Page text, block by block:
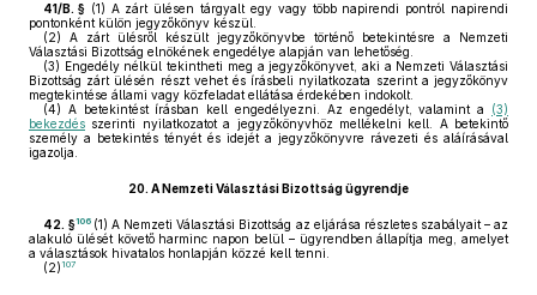
41/B. § (1) A zárt ülésen tárgyalt egy vagy több napirendi pontról napirendi
pontonként külön jegyzőkönyv készül.
(2) A zárt ülésről készült jegyzőkönyvbe történő betekintésre a Nemzeti
Választási Bizottság elnökének engedélye alapján van lehetőség.
(3) Engedély nélkül tekintheti meg a jegyzőkönyvet, aki a Nemzeti Választási
Bizottság zárt ülésén részt vehet és írásbeli nyilatkozata szerint a jegyzőkönyv
megtekintése állami vagy közfeladat ellátása érdekében indokolt.
(4) A betekintést írásban kell engedélyezni. Az engedélyt, valamint a (3)
bekezdés szerinti nyilatkozatot a jegyzőkönyvhöz mellékelni kell. A betekintő
személy a betekintés tényét és idejét a jegyzőkönyvre rávezeti és aláírásával
igazolja.
20. A Nemzeti Választási Bizottság ügyrendje
42. §106 (1) A Nemzeti Választási Bizottság az eljárása részletes szabályait – az
alakuló ülését követő harminc napon belül – ügyrendben állapítja meg, amelyet
a választások hivatalos honlapján közzé kell tenni.
(2) 107